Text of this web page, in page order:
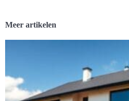
Meer artikelen